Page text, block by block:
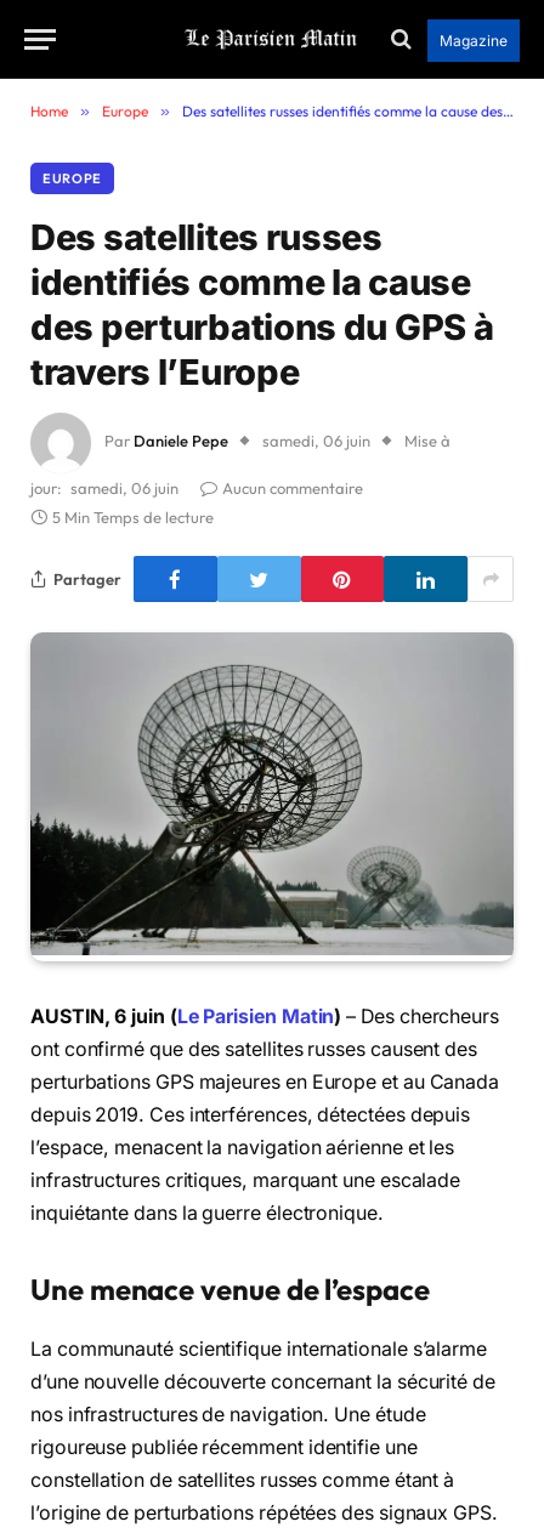
Magazine
Home » Europe » Des satellites russes identifiés comme la cause des perturbations du GPS à travers l’Europe
EUROPE
Des satellites russes
identifiés comme la cause
des perturbations du GPS à
travers l’Europe
Par Daniele Pepe samedi, 06 juin Mise à
jour: samedi, 06 juin
Aucun commentaire
5 Min Temps de lecture
Partager
AUSTIN, 6 juin (Le Parisien Matin) – Des chercheurs
ont confirmé que des satellites russes causent des
perturbations GPS majeures en Europe et au Canada
depuis 2019. Ces interférences, détectées depuis
l’espace, menacent la navigation aérienne et les
infrastructures critiques, marquant une escalade
inquiétante dans la guerre électronique.
Une menace venue de l’espace
La communauté scientifique internationale s’alarme
d’une nouvelle découverte concernant la sécurité de
nos infrastructures de navigation. Une étude
rigoureuse publiée récemment identifie une
constellation de satellites russes comme étant à
l’origine de perturbations répétées des signaux GPS.